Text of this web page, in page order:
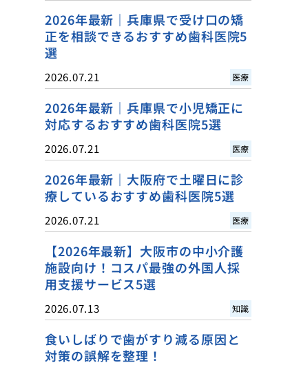
2026年最新｜兵庫県で受け口の矯
正を相談できるおすすめ歯科医院5
選
2026.07.21 医療
2026年最新｜兵庫県で小児矯正に
対応するおすすめ歯科医院5選
2026.07.21 医療
2026年最新｜大阪府で土曜日に診
療しているおすすめ歯科医院5選
2026.07.21 医療
【2026年最新】大阪市の中小介護
施設向け！コスパ最強の外国人採
用支援サービス5選
2026.07.13 知識
食いしばりで歯がすり減る原因と
対策の誤解を整理！